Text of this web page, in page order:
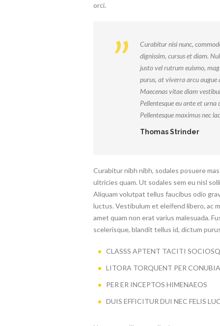
orci.
Curabitur nisi nunc,
dignissim, cursus et diam.
justo vel rutrum euismo,
purus, at viverra arcu augue
Maecenas vitae diam
Pellentesque eu ante et urna
Pellentesque maximus nec
Thomas Strinder
Curabitur nibh nibh, sodales posuere
ultricies quam. Ut sodales sem eu nisl
Aliquam volutpat tellus faucibus odio
luctus. Vestibulum et eleifend libero, ac
amet quam non erat varius malesuada.
scelerisque, blandit tellus id, dictum
CLASSS APTENT TACITI
LITORA TORQUENT PER
PER ER INCEPTOS HIMENAEOS
DUIS EFFICITUR DUI NEC FELIS